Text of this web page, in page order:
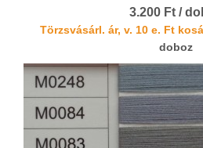
3.200 Ft /
Törzsvásárl. ár, v. 10 e. Ft
doboz